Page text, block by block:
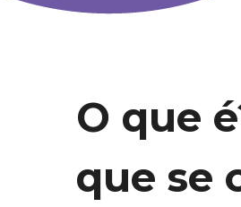
O que
que se